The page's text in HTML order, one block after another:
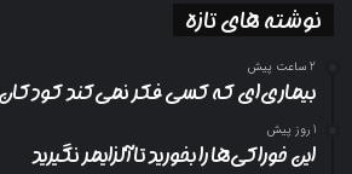
نوشته های تازه
2 ساعت پیش
بیماری‌ای که کسی فکر نمی‌کند کودکان
1 روز پیش
این خوراکی‌ها را بخورید تا آلزایمر نگیرید